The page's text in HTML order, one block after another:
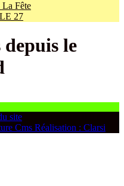
Fête
27
depuis le
site
Cms Réalisation : Clarsi